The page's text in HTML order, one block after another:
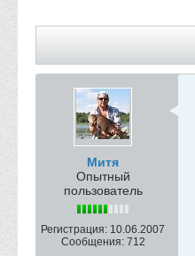
Митя
Опытный
пользователь
Регистрация: 10.06.2007
Сообщения: 712